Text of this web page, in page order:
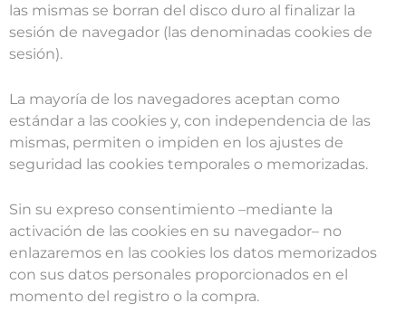
las mismas se borran del disco duro al finalizar la
sesión de navegador (las denominadas cookies de
sesión).
La mayoría de los navegadores aceptan como
estándar a las cookies y, con independencia de las
mismas, permiten o impiden en los ajustes de
seguridad las cookies temporales o memorizadas.
Sin su expreso consentimiento –mediante la
activación de las cookies en su navegador– no
enlazaremos en las cookies los datos memorizados
con sus datos personales proporcionados en el
momento del registro o la compra.